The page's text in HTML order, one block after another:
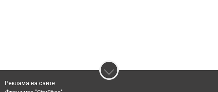
Реклама на сайте